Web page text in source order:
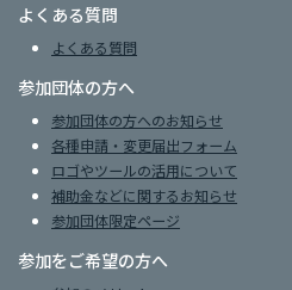
よくある質問
よくある質問
参加団体の方へ
参加団体の方へのお知らせ
各種申請・変更届出フォーム
ロゴやツールの活用について
補助金などに関するお知らせ
参加団体限定ページ
参加をご希望の方へ